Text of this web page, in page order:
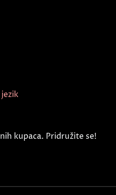
kupaca. Pridružite se!